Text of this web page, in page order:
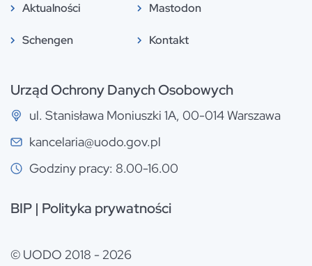
Aktualności
Schengen
Mastodon
Kontakt
Urząd Ochrony Danych Osobowych
ul. Stanisława Moniuszki 1A, 00-014 Warszawa
kancelaria@uodo.gov.pl
Godziny pracy: 8.00-16.00
BIP | Polityka prywatności
© UODO 2018 - 2026